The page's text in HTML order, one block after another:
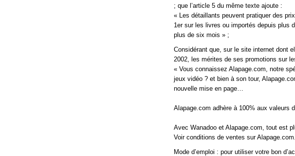
; que l’article 5 du même texte ajoute :
« Les détaillants peuvent pratiquer des
1er sur les livres ou importés depuis plus
plus de six mois » ;
Considérant que, sur le site internet dont
2002, les mérites de ses promotions sur
« Vous connaissez Alapage.com, notre
jeux vidéo ? et bien à son tour,
nouvelle mise en page…
Alapage.com adhère à 100% aux valeurs
Avec Wanadoo et Alapage.com, tout est
Voir conditions de ventes sur Alapage.com.
Mode d’emploi : pour utiliser votre bon